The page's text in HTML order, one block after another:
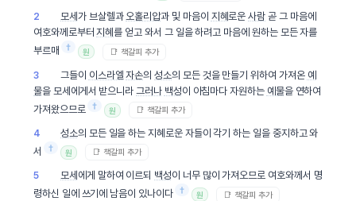
2 모세 가 브살렐과오홀리압과 및 마음이 지혜로운사람 곧 그 마음에
여호와께로부터지혜를 얻고 와서 그 일을 하려고 마음에 원하는 모든 자를
부르매
† 원 📑 책갈피 추가
3 그들이 이스라엘 자손의성소의 모든 것을 만들기 위하여 가져온 예
물을 모세에게서 받으니라그러나 백성이 아침마다 자원하는 예물을 연하여
가져왔으므로 † 원 📑 책갈피 추가
4 성소의 모든 일을 하는 지혜로운 자들이 각기 하는 일을 중지하고 와
서
† 원 📑 책갈피 추가
5 모세 에게 말하여 이르되 백성이 너무 많이 가져오므로 여호와께서 명
령하신 일에 쓰기에 남음이 있나이다 † 원 📑 책갈피 추가